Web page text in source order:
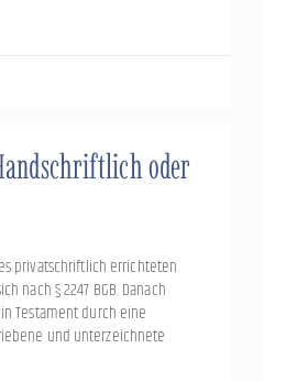
oder
privatschriftlich errichteten
nach § 2247 BGB. Danach
Testament durch eine
und unterzeichnete